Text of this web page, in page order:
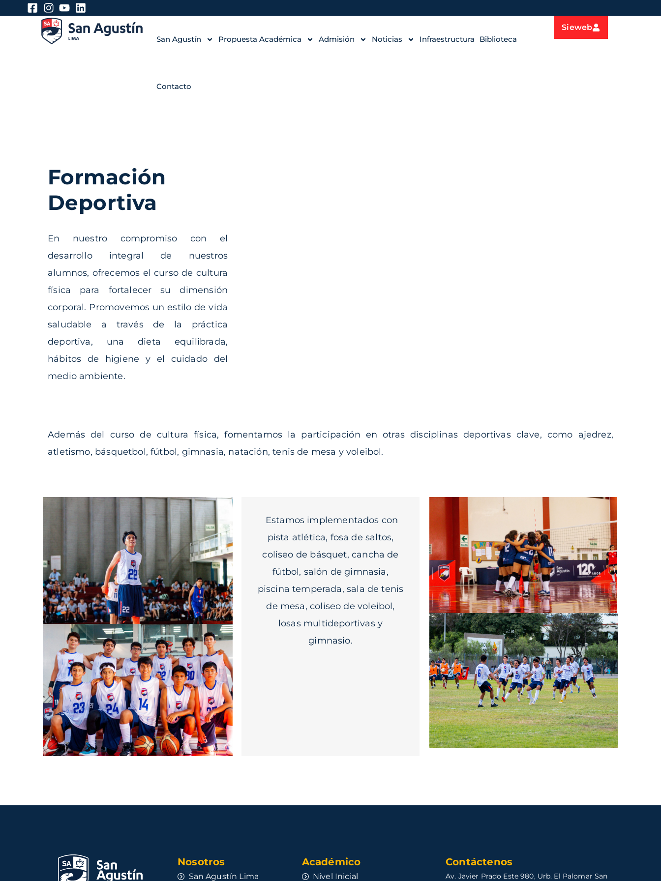
San Agustín Propuesta Académica Admisión Noticias Infraestructura Biblioteca
Contacto
Sieweb
Formación
Deportiva
En nuestro compromiso con el
desarrollo integral de nuestros
alumnos, ofrecemos el curso de cultura
física para fortalecer su dimensión
corporal. Promovemos un estilo de vida
saludable a través de la práctica
deportiva, una dieta equilibrada,
hábitos de higiene y el cuidado del
medio ambiente.
Además del curso de cultura física, fomentamos la participación en otras disciplinas deportivas clave, como ajedrez,
atletismo, básquetbol, fútbol, gimnasia, natación, tenis de mesa y voleibol.
Estamos implementados con
pista atlética, fosa de saltos,
coliseo de básquet, cancha de
fútbol, salón de gimnasia,
piscina temperada, sala de tenis
de mesa, coliseo de voleibol,
losas multideportivas y
gimnasio.
Nosotros​
San Agustín Lima
Académico
Nivel Inicial
Contáctenos
Av. Javier Prado Este 980, Urb. El Palomar San